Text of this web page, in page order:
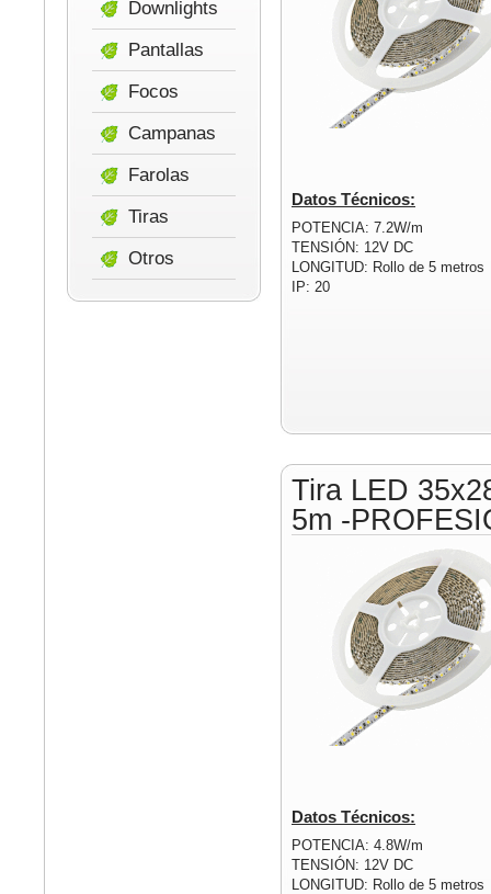
Datos Técnicos:
POTENCIA: 7.2W/m
TENSIÓN: 12V DC
LONGITUD: Rollo de 5 metros
IP: 20
Tira LED
5m -
Datos Técnicos:
POTENCIA: 4.8W/m
TENSIÓN: 12V DC
LONGITUD: Rollo de 5 metros
Downlights
Pantallas
Focos
Campanas
Farolas
Tiras
Otros